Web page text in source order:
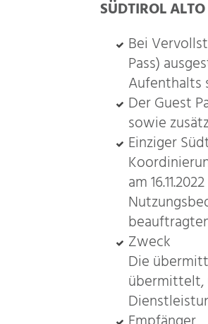
SÜDTIROL
Bei
Pass)
Aufenthalts
Der Guest
sowie
Einziger
am
Zweck
Die
übermittelt,